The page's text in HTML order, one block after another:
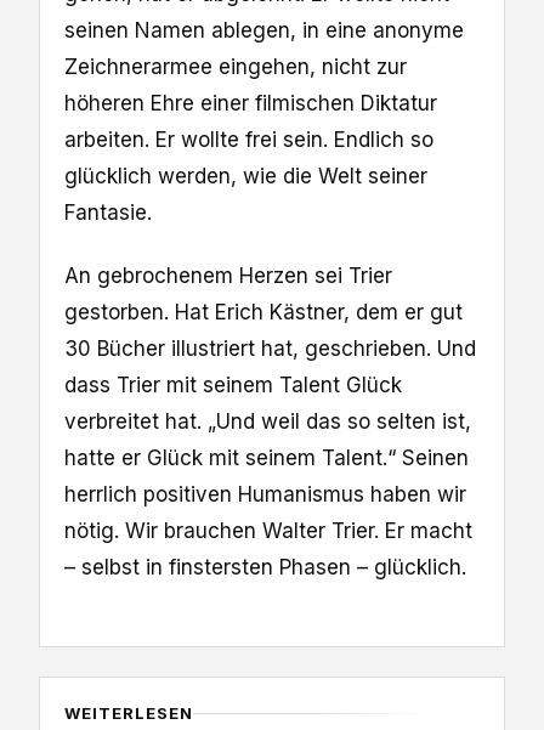
seinen Namen ablegen, in eine anonyme
Zeichnerarmee eingehen, nicht zur
höheren Ehre einer filmischen Diktatur
arbeiten. Er wollte frei sein. Endlich so
glücklich werden, wie die Welt seiner
Fantasie.
An gebrochenem Herzen sei Trier
gestorben. Hat Erich Kästner, dem er gut
30 Bücher illustriert hat, geschrieben. Und
dass Trier mit seinem Talent Glück
verbreitet hat. „Und weil das so selten ist,
hatte er Glück mit seinem Talent.“ Seinen
herrlich positiven Humanismus haben wir
nötig. Wir brauchen Walter Trier. Er macht
– selbst in finstersten Phasen – glücklich.
WEITERLESEN